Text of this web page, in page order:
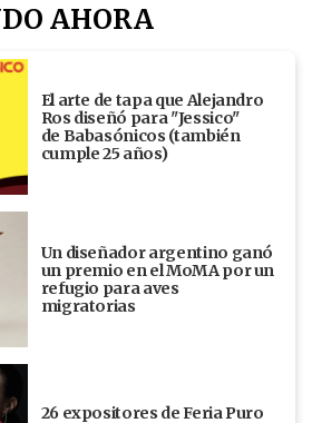
AHORA
El arte de tapa que Alejandro
Ros diseñó para "Jessico"
de Babasónicos (también
cumple 25 años)
Un diseñador argentino ganó
un premio en el MoMA por un
refugio para aves
migratorias
26 expositores de Feria Puro